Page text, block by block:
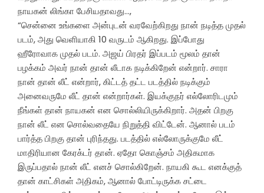
நாயகன் லிங்கா பேசியதாவது…,
“சென்னை உங்களை அன்புடன் வரவேற்கிறது நான் நடித்த முதல்
படம், அது வெளியாகி 10 வருடம் ஆகிறது. இப்போது
ஹீரோவாக முதல் படம். அஜய் பிரதர் இப்படம் மூலம் தான்
பழக்கம் அவர் நான் தான் லீடாக நடிக்கிறேன் என்றார். சாரா
நான் தான் லீட் என்றார், கிட்டத் தட்ட படத்தில் நடிக்கும்
அனைவருமே லீட் தான் என்றார்கள். இயக்குநர் எல்லோரிடமும்
நீங்கள் தான் நாயகன் என சொல்லியிருக்கிறார். அதன் பிறகு
நான் லீட் என சொல்வதையே நிறுத்தி விட்டேன். ஆனால் படம்
பார்த்த பிறகு தான் புரிந்தது. படத்தில் எல்லோருக்குமே லீட்
மாதிரியான கேரக்டர் தான். ஏதோ கொஞ்சம் அதிகமாக
இருப்பதால் நான் லீட் எனச் சொல்கிறேன். நாயகி கூட எனக்குத்
தான் காட்சிகள் அதிகம், ஆனால் போட்டிருக்க சட்டை